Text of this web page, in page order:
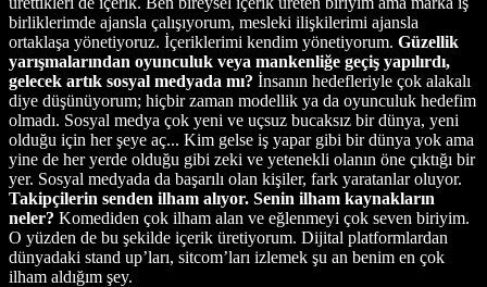
birliklerimde ajansla çalışıyorum, mesleki ilişkilerimi ajansla
ortaklaşa yönetiyoruz. İçeriklerimi kendim yönetiyorum. Güzellik
yarışmalarından oyunculuk veya mankenliğe geçiş yapılırdı,
gelecek artık sosyal medyada mı? İnsanın hedefleriyle çok alakalı
diye düşünüyorum; hiçbir zaman modellik ya da oyunculuk hedefim
olmadı. Sosyal medya çok yeni ve uçsuz bucaksız bir dünya, yeni
olduğu için her şeye aç... Kim gelse iş yapar gibi bir dünya yok ama
yine de her yerde olduğu gibi zeki ve yetenekli olanın öne çıktığı bir
yer. Sosyal medyada da başarılı olan kişiler, fark yaratanlar oluyor.
Takipçilerin senden ilham alıyor. Senin ilham kaynakların
neler? Komediden çok ilham alan ve eğlenmeyi çok seven biriyim.
O yüzden de bu şekilde içerik üretiyorum. Dijital platformlardan
dünyadaki stand up’ları, sitcom’ları izlemek şu an benim en çok
ilham aldığım şey.